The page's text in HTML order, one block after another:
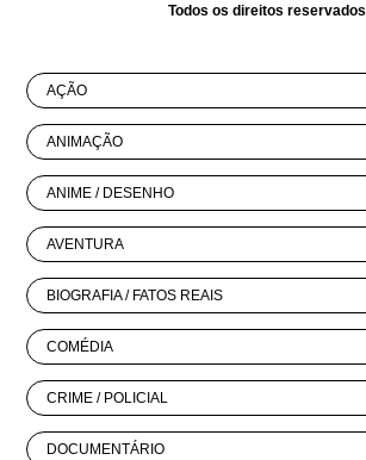
Todos os direitos reservados
AÇÃO
ANIMAÇÃO
ANIME / DESENHO
AVENTURA
BIOGRAFIA / FATOS REAIS
COMÉDIA
CRIME / POLICIAL
DOCUMENTÁRIO